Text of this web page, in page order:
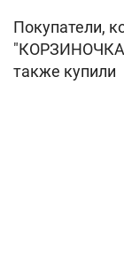
Покупатели,
также купили